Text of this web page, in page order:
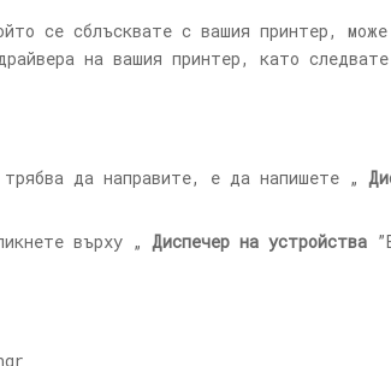
се сблъсквате с вашия принтер,
на вашия принтер, като
да направите, е да напишете „
върху „ Диспечер на устройства